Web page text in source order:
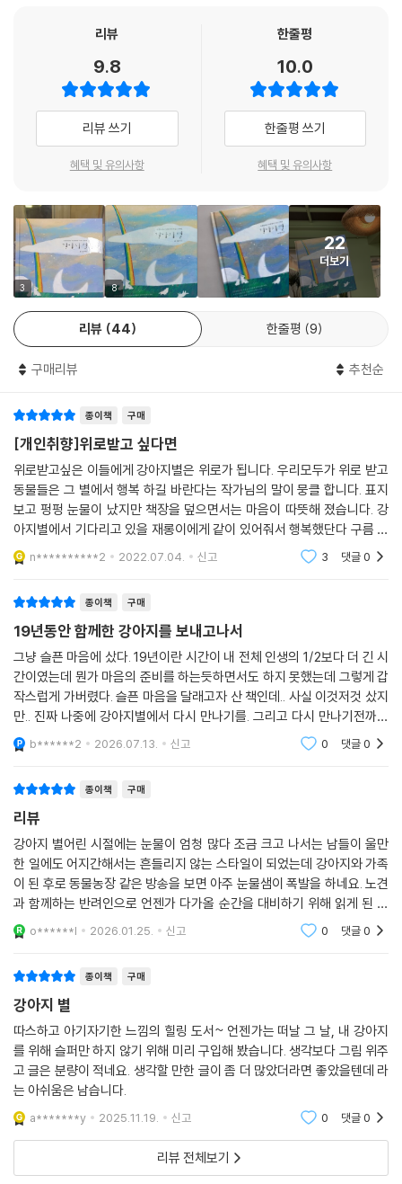
리뷰
9.8
리뷰 쓰기
혜택 및 유의사항
한줄평
10.0
한줄평 쓰기
혜택 및 유의사항
3 8
22
더보기
리뷰 44 한줄평 9
구매리뷰 추천순
종이책 구매
[개인취향]위로받고 싶다면
위로받고싶은 이들에게 강아지별은 위로가 됩니다. 우리모두가 위로 받고
동물들은 그 별에서 행복 하길 바란다는 작가님의 말이 뭉클 합니다. 표지
보고 펑펑 눈물이 났지만 책장을 덮으면서는 마음이 따뜻해 졌습니다. 강
아지별에서 기다리고 있을 재롱이에게 같이 있어줘서 행복했단다 구름 이
불 덮고 풀냄새 가득한 그늘 밑에서 쉬고 있으렴 너의 따뜻한 촉감을 책으
로 나마 위로를
n**********2 2022.07.04. 신고 3 댓글0
종이책 구매
19년동안 함께한 강아지를 보내고나서
그냥 슬픈 마음에 샀다. 19년이란 시간이 내 전체 인생의 1/2보다 더 긴 시
간이였는데 뭔가 마음의 준비를 하는듯하면서도 하지 못했는데 그렇게 갑
작스럽게 가버렸다. 슬픈 마음을 달래고자 산 책인데.. 사실 이것저것 샀지
만.. 진짜 나중에 강아지별에서 다시 만나기를. 그리고 다시 만나기전까지
강아지별에서 건강하게 잘 지내고 있기를.
b******2 2026.07.13. 신고 0 댓글0
종이책 구매
리뷰
강아지 별어린 시절에는 눈물이 엄청 많다 조금 크고 나서는 남들이 울만
한 일에도 어지간해서는 흔들리지 않는 스타일이 되었는데 강아지와 가족
이 된 후로 동물농장 같은 방송을 보면 아주 눈물샘이 폭발을 하네요. 노견
과 함께하는 반려인으로 언젠가 다가올 순간을 대비하기 위해 읽게 된 강
아지 별. 사랑스러운 그림과 문장들이 더해져 마음을 울리는 느낌입니다.
점점 나이가 들어
o******l 2026.01.25. 신고 0 댓글0
종이책 구매
강아지 별
따스하고 아기자기한 느낌의 힐링 도서~ 언젠가는 떠날 그 날, 내 강아지
를 위해 슬퍼만 하지 않기 위해 미리 구입해 봤습니다. 생각보다 그림 위주
고 글은 분량이 적네요. 생각할 만한 글이 좀 더 많았더라면 좋았을텐데 라
는 아쉬움은 남습니다.
a*******y 2025.11.19. 신고 0 댓글0
리뷰 전체보기